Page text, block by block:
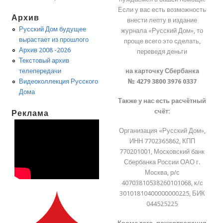
Архив
Русский Дом будущее
вырастает из прошлого
Архив 2008 -2026
Текстовый архив
телепередачи
Видеоколлекция Русского
Дома
Реклама
Если у вас есть возможность
внести лепту в издание
журнала «Русский Дом», то
проще всего это сделать,
переведя деньги
на карточку Сбербанка
№ 4279 3800 3976 0337
Также у нас есть расчётный
счёт:
Организация «Русский Дом»,
ИНН 7702365862, КПП
770201001, Московский банк
Сбербанка России ОАО г.
Москва, р/с
40703810538260101068, к/с
30101810400000000225, БИК
044525225